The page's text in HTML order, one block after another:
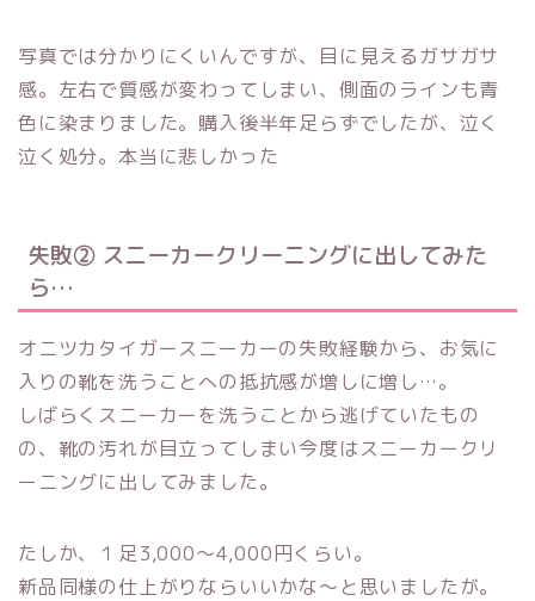
写真では分かりにくいんですが、目に見えるガサガサ
感。左右で質感が変わってしまい、側面のラインも青
色に染まりました。購入後半年足らずでしたが、泣く
泣く処分。本当に悲しかった
失敗② スニーカークリーニングに出してみた
ら…
オニツカタイガースニーカーの失敗経験から、お気に
入りの靴を洗うことへの抵抗感が増しに増し…。
しばらくスニーカーを洗うことから逃げていたもの
の、靴の汚れが目立ってしまい今度はスニーカークリ
ーニングに出してみました。
たしか、１足3,000〜4,000円くらい。
新品同様の仕上がりならいいかな〜と思いましたが。